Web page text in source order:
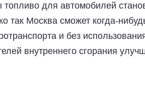
топливо для автомобилей
так Москва сможет когда-
и без
внутреннего сгорания